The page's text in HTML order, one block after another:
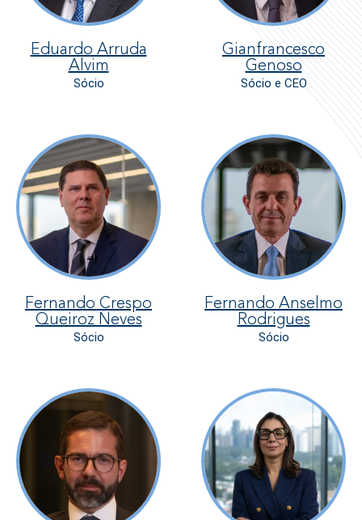
Eduardo Arruda
Alvim
Sócio
Gianfrancesco
Genoso
Sócio e CEO
Fernando Crespo
Queiroz Neves
Sócio
Fernando Anselmo
Rodrigues
Sócio